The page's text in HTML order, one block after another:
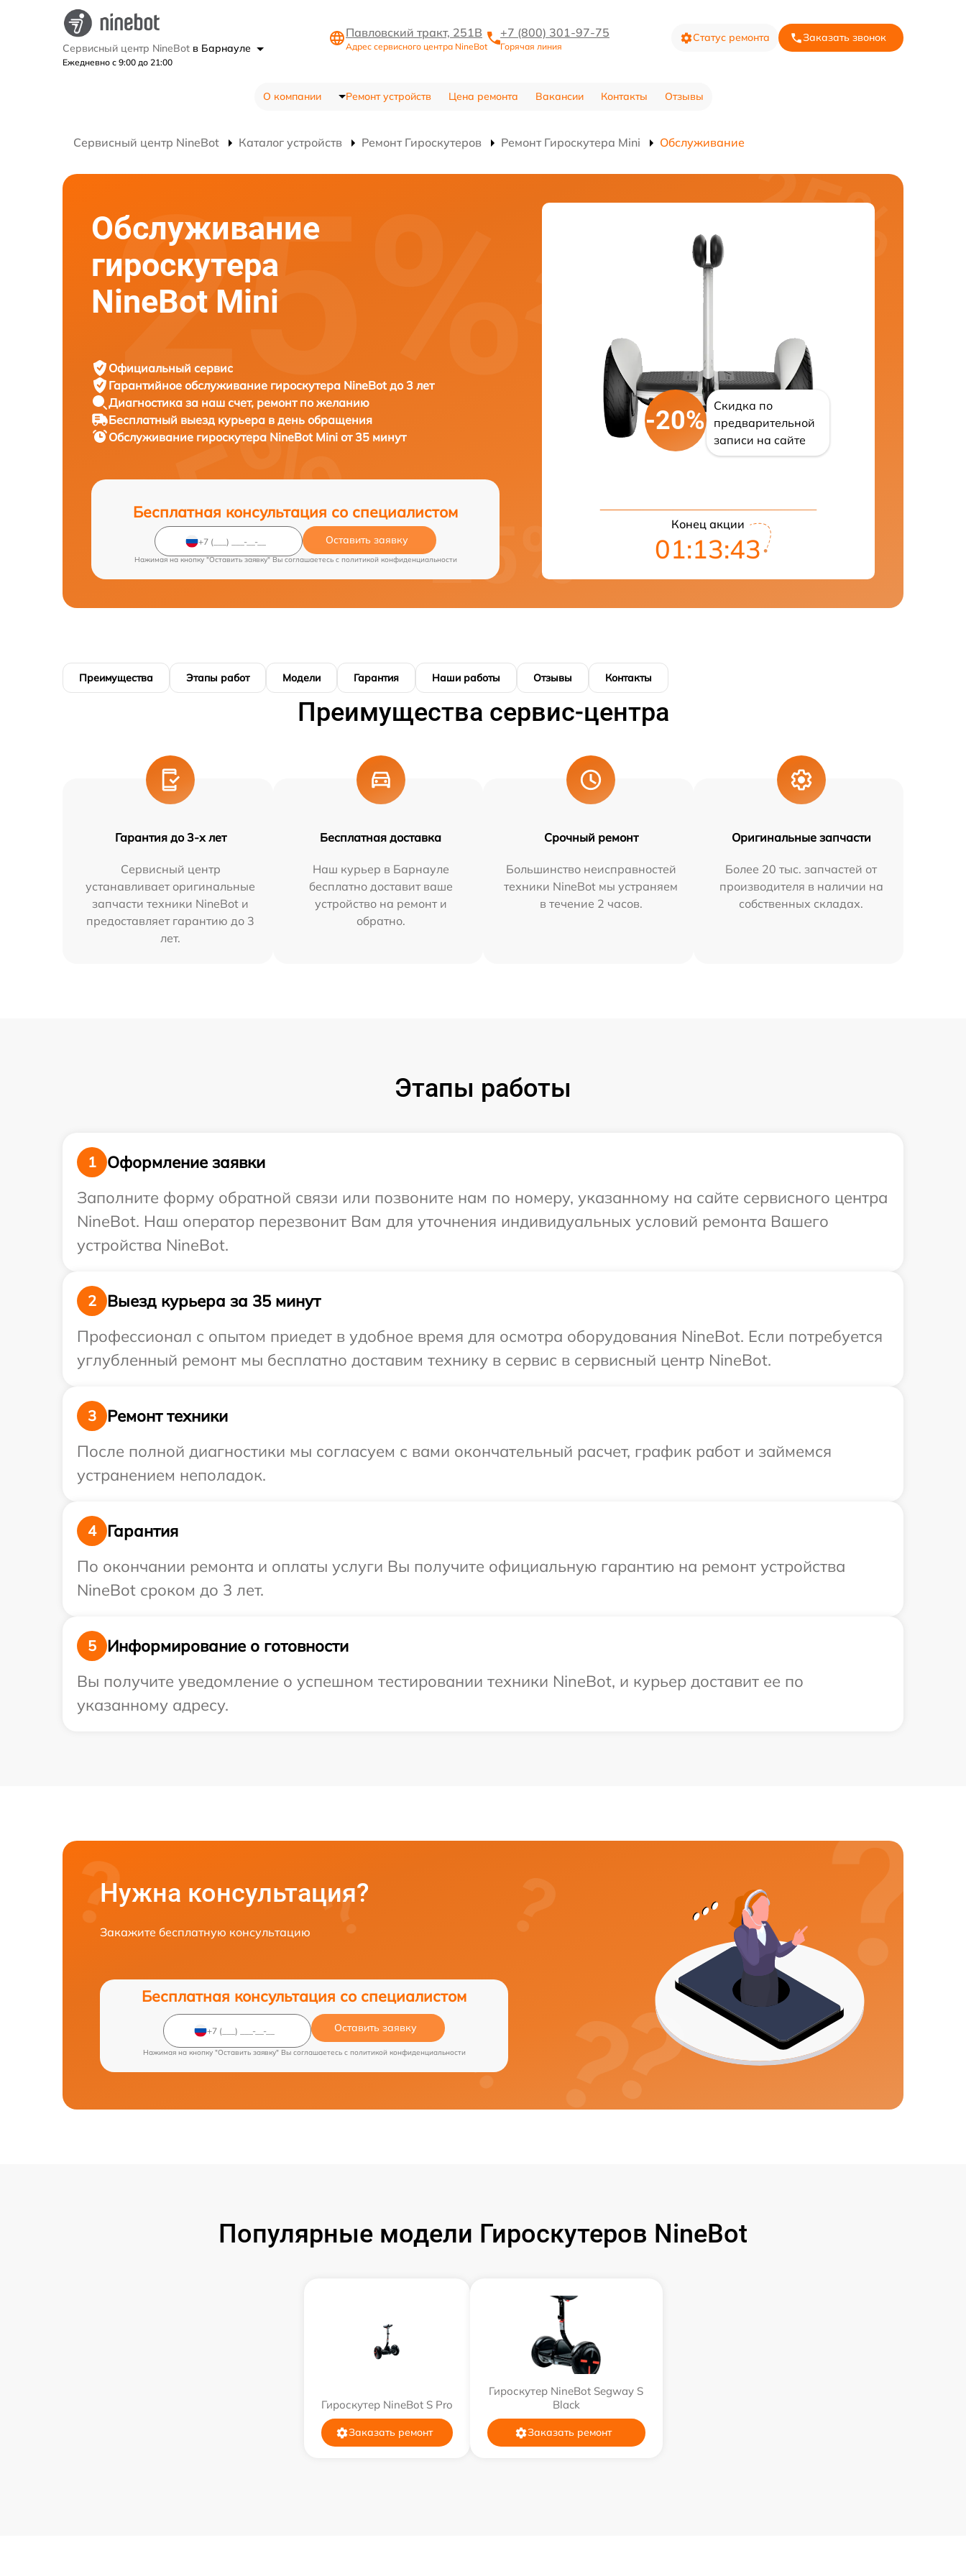
Сервисный центр NineBot в Барнауле
Ежедневно с 9:00 до 21:00
Павловский тракт, 251В
Адрес сервисного центра NineBot
+7 (800) 301-97-75
Горячая линия
Статус ремонта Заказать звонок
О компании Ремонт устройств Цена ремонта Вакансии Контакты Отзывы
Сервисный центр NineBot Каталог устройств Ремонт Гироскутеров Ремонт Гироскутера Mini Обслуживание
Обслуживание
гироскутера
NineBot Mini
Официальный сервис
Гарантийное обслуживание гироскутера NineBot до 3 лет
Диагностика за наш счет, ремонт по желанию
Бесплатный выезд курьера в день обращения
Обслуживание гироскутера NineBot Mini от 35 минут
Бесплатная консультация со специалистом
Оставить заявку
Нажимая на кнопку "Оставить заявку" Вы соглашаетесь c политикой конфиденциальности
-20%
Скидка по
предварительной
записи на сайте
Конец акции
01:13:42
Преимущества Этапы работ Модели Гарантия Наши работы Отзывы Контакты
Преимущества сервис-центра
Гарантия до 3-х лет
Сервисный центр
устанавливает оригинальные
запчасти техники NineBot и
предоставляет гарантию до 3
лет.
Бесплатная доставка
Наш курьер в Барнауле
бесплатно доставит ваше
устройство на ремонт и
обратно.
Срочный ремонт
Большинство неисправностей
техники NineBot мы устраняем
в течение 2 часов.
Оригинальные запчасти
Более 20 тыс. запчастей от
производителя в наличии на
собственных складах.
Этапы работы
1
Оформление заявки
Заполните форму обратной связи или позвоните нам по номеру, указанному на сайте сервисного центра
NineBot. Наш оператор перезвонит Вам для уточнения индивидуальных условий ремонта Вашего
устройства NineBot.
2
Выезд курьера за 35 минут
Профессионал с опытом приедет в удобное время для осмотра оборудования NineBot. Если потребуется
углубленный ремонт мы бесплатно доставим технику в сервис в сервисный центр NineBot.
3
Ремонт техники
После полной диагностики мы согласуем с вами окончательный расчет, график работ и займемся
устранением неполадок.
4
Гарантия
По окончании ремонта и оплаты услуги Вы получите официальную гарантию на ремонт устройства
NineBot сроком до 3 лет.
5
Информирование о готовности
Вы получите уведомление о успешном тестировании техники NineBot, и курьер доставит ее по
указанному адресу.
Нужна консультация?
Закажите бесплатную консультацию
Бесплатная консультация со специалистом
Оставить заявку
Нажимая на кнопку "Оставить заявку" Вы соглашаетесь c политикой конфиденциальности
Популярные модели Гироскутеров NineBot
Гироскутер NineBot S Pro
Заказать ремонт
Гироскутер NineBot Segway S
Black
Заказать ремонт